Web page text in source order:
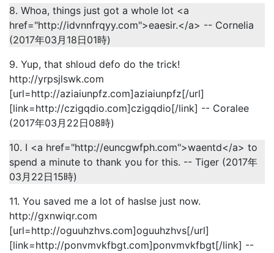
8. Whoa, things just got a whole lot <a
href="http://idvnnfrqyy.com">eaesir.</a> -- Cornelia
(2017年03月18日01時)
9. Yup, that shloud defo do the trick!
http://yrpsjlswk.com
[url=http://aziaiunpfz.com]aziaiunpfz[/url]
[link=http://czigqdio.com]czigqdio[/link] -- Coralee
(2017年03月22日08時)
10. I <a href="http://euncgwfph.com">waentd</a> to
spend a minute to thank you for this. -- Tiger (2017年
03月22日15時)
11. You saved me a lot of haslse just now.
http://gxnwiqr.com
[url=http://oguuhzhvs.com]oguuhzhvs[/url]
[link=http://ponvmvkfbgt.com]ponvmvkfbgt[/link] --